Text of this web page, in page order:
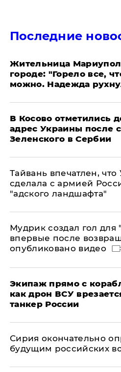
Последние
Жительница
городе: "Горело все,
можно. Надежда
В Косово отметились
адрес Украины после
Зеленского в Сербии
Тайвань впечатлен, что
сделала с армией
"адского ландшафта"
Мудрик создал гол для
впервые после
опубликовано видео
Экипаж прямо с
как дрон ВСУ
танкер России
Сирия окончательно
будущим российских